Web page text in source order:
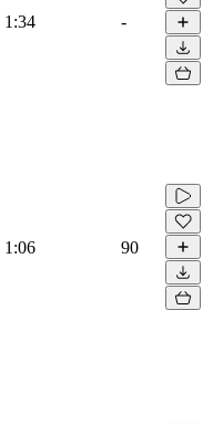
1:34 -
1:06 90